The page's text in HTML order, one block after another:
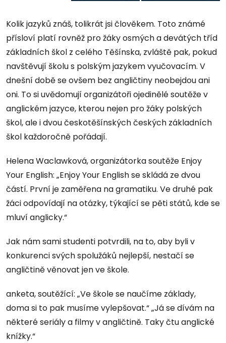
Kolik jazyků znáš, tolikrát jsi člověkem. Toto známé
přísloví platí rovněž pro žáky osmých a devátých tříd
základních škol z celého Těšínska, zvláště pak, pokud
navštěvují školu s polským jazykem vyučovacím. V
dnešní době se ovšem bez angličtiny neobejdou ani
oni. To si uvědomují organizátoři ojedinělé soutěže v
anglickém jazyce, kterou nejen pro žáky polských
škol, ale i dvou českotěšínských českých základních
škol každoročně pořádají.
Helena Waclawková, organizátorka soutěže Enjoy
Your English: „Enjoy Your English se skládá ze dvou
částí. První je zaměřena na gramatiku. Ve druhé pak
žáci odpovídají na otázky, týkající se pěti států, kde se
mluví anglicky.“
Jak nám sami studenti potvrdili, na to, aby byli v
konkurenci svých spolužáků nejlepší, nestačí se
angličtině věnovat jen ve škole.
anketa, soutěžící: „Ve škole se naučíme základy,
doma si to pak musíme vylepšovat.“ „Já se dívám na
některé seriály a filmy v angličtině. Taky čtu anglické
knížky.“